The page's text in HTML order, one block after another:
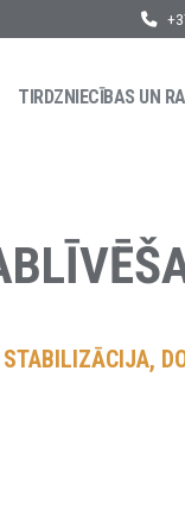
TIRDZNIECĪBAS UN